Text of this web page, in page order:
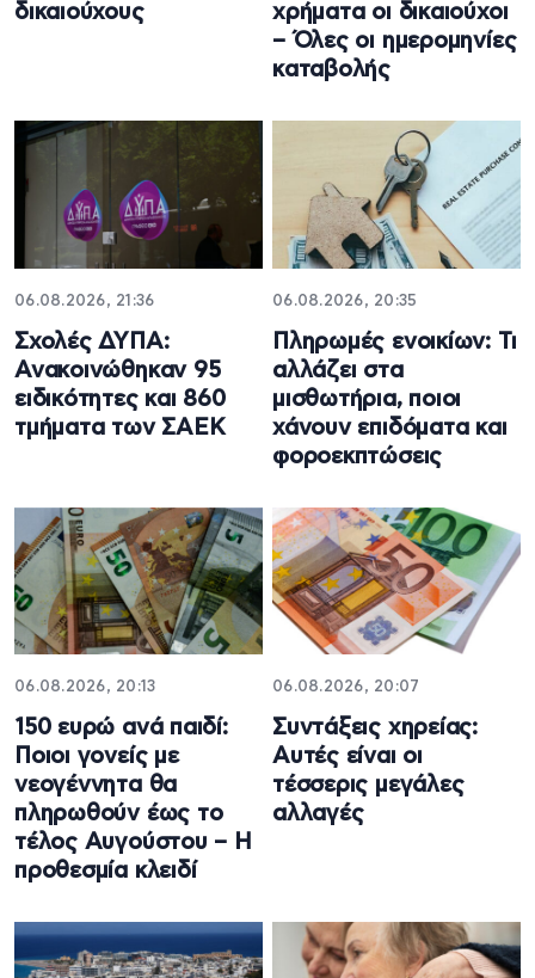
δικαιούχους
χρήματα οι δικαιούχοι
– Όλες οι ημερομηνίες
καταβολής
06.08.2026, 21:36
Σχολές ΔΥΠΑ:
Ανακοινώθηκαν 95
ειδικότητες και 860
τμήματα των ΣΑΕΚ
06.08.2026, 20:35
Πληρωμές ενοικίων: Τι
αλλάζει στα
μισθωτήρια, ποιοι
χάνουν επιδόματα και
φοροεκπτώσεις
06.08.2026, 20:13
150 ευρώ ανά παιδί:
Ποιοι γονείς με
νεογέννητα θα
πληρωθούν έως το
τέλος Αυγούστου – Η
προθεσμία κλειδί
06.08.2026, 20:07
Συντάξεις χηρείας:
Αυτές είναι οι
τέσσερις μεγάλες
αλλαγές